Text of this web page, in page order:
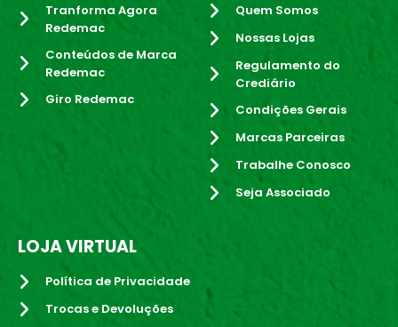
Tranforma Agora
Redemac
Conteúdos de Marca
Redemac
Giro Redemac
Quem Somos
Nossas Lojas
Regulamento do
Crediário
Condições Gerais
Marcas Parceiras
Trabalhe Conosco
Seja Associado
LOJA VIRTUAL
Política de Privacidade
Trocas e Devoluções